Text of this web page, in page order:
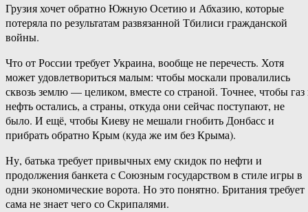
Грузия хочет обратно Южную Осетию и Абхазию, которые
потеряла по результатам развязанной Тбилиси гражданской
войны.
Что от России требует Украина, вообще не перечесть. Хотя
может удовлетвориться малым: чтобы москали провалились
сквозь землю — целиком, вместе со страной. Точнее, чтобы газ
нефть остались, а страны, откуда они сейчас поступают, не
было. И ещё, чтобы Киеву не мешали гнобить Донбасс и
прибрать обратно Крым (куда же им без Крыма).
Ну, батька требует привычных ему скидок по нефти и
продолжения банкета с Союзным государством в стиле игры в
одни экономические ворота. Но это понятно. Британия требует
сама не знает чего со Скрипалями.